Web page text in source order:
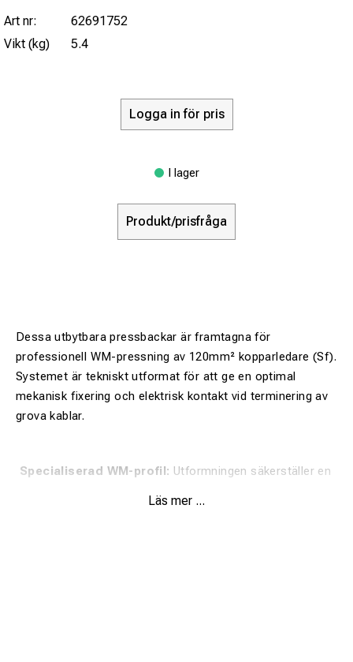
Art nr:
62691752
Vikt (kg)
5.4
Logga in för pris
I lager
Produkt/prisfråga
Dessa utbytbara pressbackar är framtagna för
professionell WM-pressning av 120mm² kopparledare (Sf).
Systemet är tekniskt utformat för att ge en optimal
mekanisk fixering och elektrisk kontakt vid terminering av
grova kablar.
Specialiserad WM-profil: Utformningen säkerställer en
Läs mer ...